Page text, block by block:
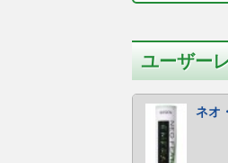
ユーザー
ネオ